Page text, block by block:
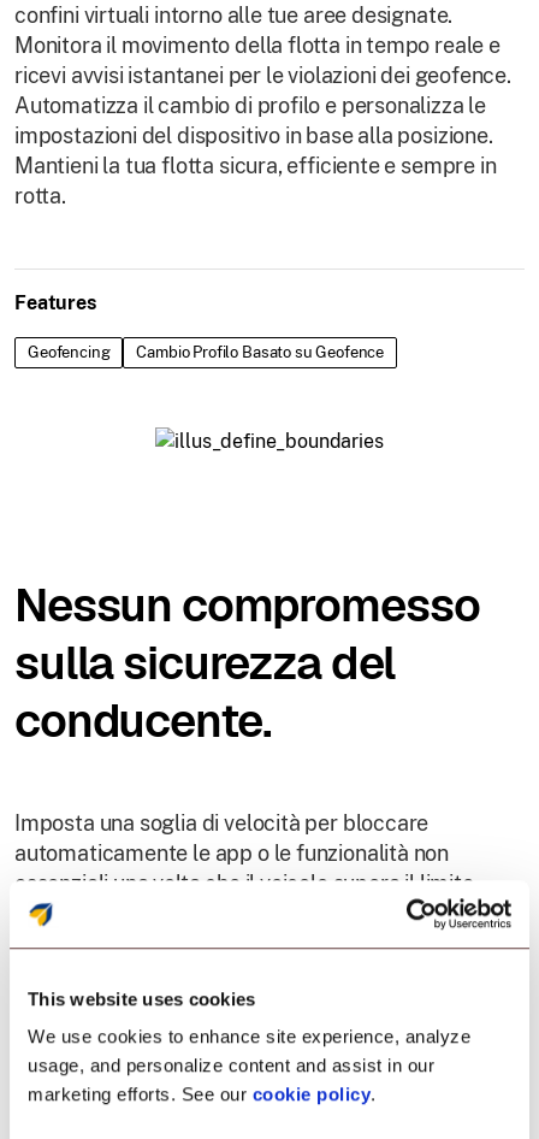
This website uses cookies
We use cookies to enhance site experience, analyze
usage, and personalize content and assist in our
marketing efforts. See our cookie policy.
confini virtuali intorno alle tue aree designate.
Monitora il movimento della flotta in tempo reale e
ricevi avvisi istantanei per le violazioni dei geofence.
Automatizza il cambio di profilo e personalizza le
impostazioni del dispositivo in base alla posizione.
Mantieni la tua flotta sicura, efficiente e sempre in
rotta.
Features
Geofencing Cambio Profilo Basato su Geofence
Nessun compromesso
sulla sicurezza del
conducente.
Imposta una soglia di velocità per bloccare
automaticamente le app o le funzionalità non
essenziali una volta che il veicolo supera il limite.
Mantieni i conducenti concentrati sulla strada e
minimizza il rischio di incidenti.
Features
Blocco App Basato sulla Velocità Blocco App